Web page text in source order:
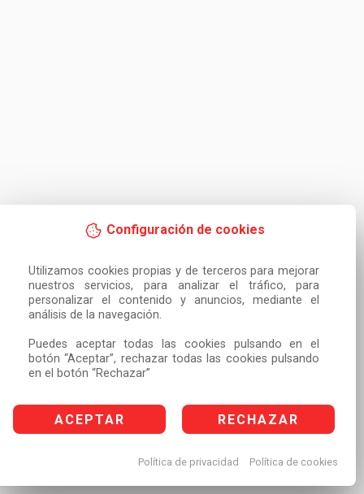
Configuración de cookies
Utilizamos cookies propias y de terceros para mejorar
nuestros servicios, para analizar el tráfico, para
personalizar el contenido y anuncios, mediante el
análisis de la navegación.
Puedes aceptar todas las cookies pulsando en el
botón “Aceptar”, rechazar todas las cookies pulsando
en el botón “Rechazar”
ACEPTAR RECHAZAR
Política de privacidad Política de cookies